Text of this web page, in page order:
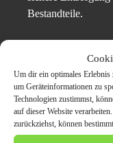
Um dir ein optimales Erlebnis
um Geräteinformationen zu
Technologien zustimmst,
auf dieser Website
zurückziehst, können
Bestandteile.
Schrottabholung
Hernerstraße 2
44787 Bochum